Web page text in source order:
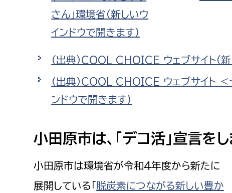
さん」環境省（新しいウ
インドウで開きます）
（出典）COOL CHOICE ウェブサイト （
（出典）COOL CHOICE ウェブサイト ＜
ンドウで開きます）
小田原市は、「デコ活」宣言をし
小田原市は環境省が令和4年度から新たに
展開している「脱炭素につながる新しい豊か